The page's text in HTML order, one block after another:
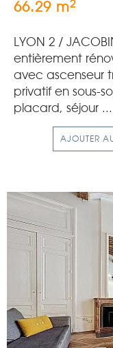
66.29 m2
LYON 2 /
entièrement
avec ascenseur
privatif en sous-
placard, séjour ...
AJOUTER